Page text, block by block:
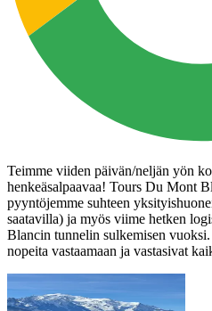
Teimme viiden päivän/neljän yön
henkeäsalpaavaa! Tours Du Mont
pyyntöjemme suhteen
saatavilla) ja myös viime hetken
Blancin tunnelin sulkemisen
nopeita vastaamaan ja vastasivat